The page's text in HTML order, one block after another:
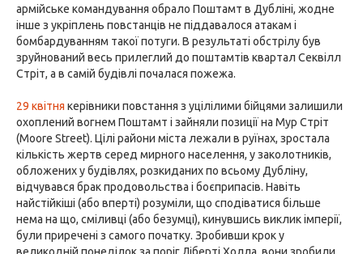
армійське командування обрало Поштамт в Дубліні, жодне
інше з укріплень повстанців не піддавалося атакам і
бомбардуванням такої потуги. В результаті обстрілу був
зруйнований весь прилеглий до поштамтів квартал Секвілл
Стріт, а в самій будівлі почалася пожежа.
29 квітня керівники повстання з уцілілими бійцями залишили
охоплений вогнем Поштамт і зайняли позиції на Мур Стріт
(Moore Street). Цілі райони міста лежали в руїнах, зростала
кількість жертв серед мирного населення, у заколотників,
обложених у будівлях, розкиданих по всьому Дубліну,
відчувався брак продовольства і боєприпасів. Навіть
найстійкіші (або вперті) розуміли, що сподіватися більше
нема на що, сміливці (або безумці), кинувшись виклик імперії,
були приречені з самого початку. Зробивши крок у